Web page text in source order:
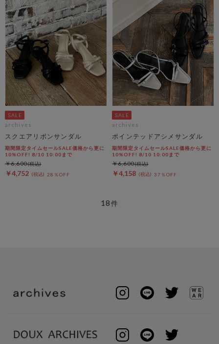
archives
スクエアリボンサンダル
期間限定タイムセールSALE価格から更に
10%OFF! 8/10 10:00まで
￥4,752 28％OFF
￥6,600
archives
ポインテッドアシメサンダル
期間限定タイムセールSALE価格から更に
10%OFF! 8/10 10:00まで
￥4,158 37％OFF
￥6,600
18件